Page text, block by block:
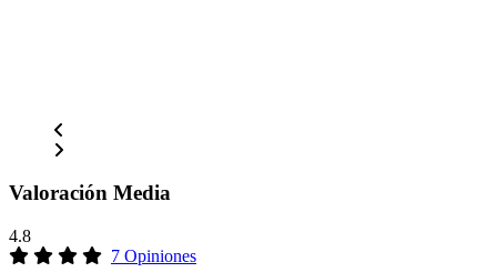
Valoración Media
4.8
7 Opiniones